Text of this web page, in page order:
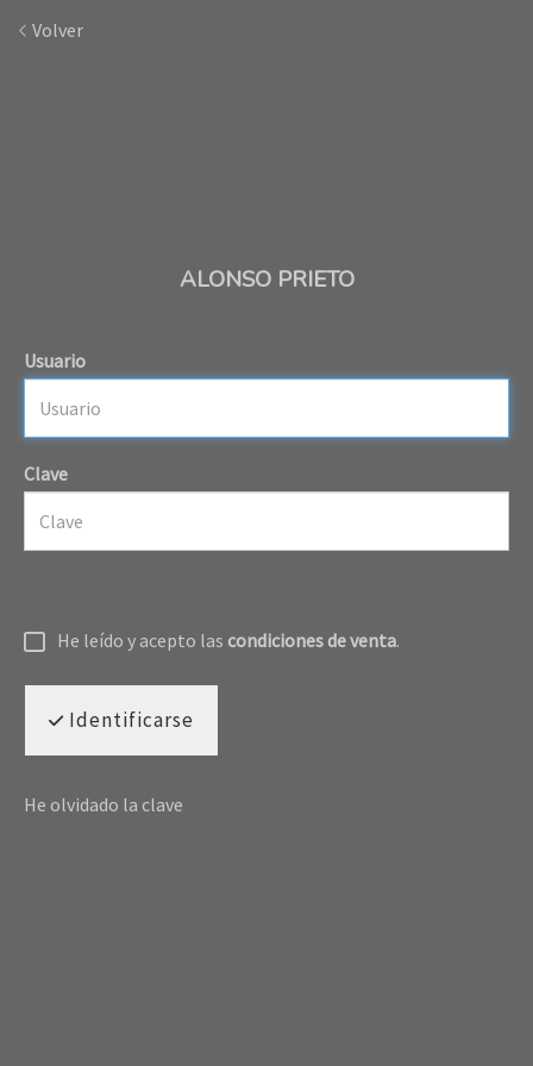
Volver
ALONSO PRIETO
Usuario
Clave
He leído y acepto las condiciones de venta.
Identificarse
He olvidado la clave